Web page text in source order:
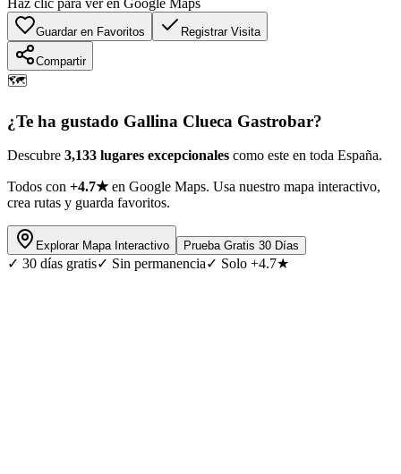
Haz clic para ver en Google Maps
Guardar en Favoritos Registrar Visita
Compartir
🗺️
¿Te ha gustado Gallina Clueca Gastrobar?
Descubre 3,133 lugares excepcionales como este en toda España.
Todos con +4.7★en Google Maps. Usa nuestro mapa interactivo,
crea rutas y guarda favoritos.
Explorar Mapa Interactivo Prueba Gratis 30 Días
✓ 30 días gratis✓ Sin permanencia✓ Solo +4.7★